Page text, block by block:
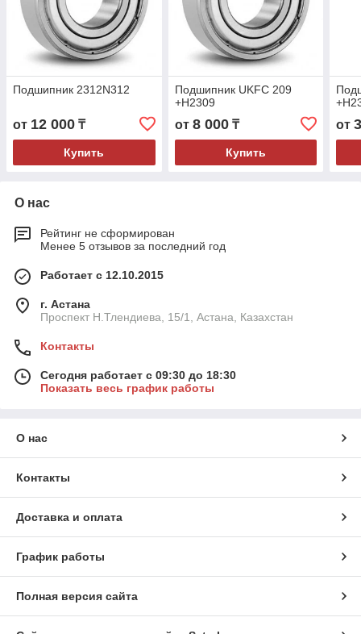
Подшипник 2312N312
от 12 000 ₸
Купить
Подшипник UKFC 209
+H2309
от 8 000₸
Купить
от
О нас
Рейтинг не сформирован
Менее 5 отзывов за последний год
Работает с 12.10.2015
г. Астана
Проспект Н.Тлендиева, 15/1, Астана, Казахстан
Контакты
Сегодня работает с 09:30 до 18:30
Показать весь график работы
О нас
Контакты
Доставка и оплата
График работы
Полная версия сайта